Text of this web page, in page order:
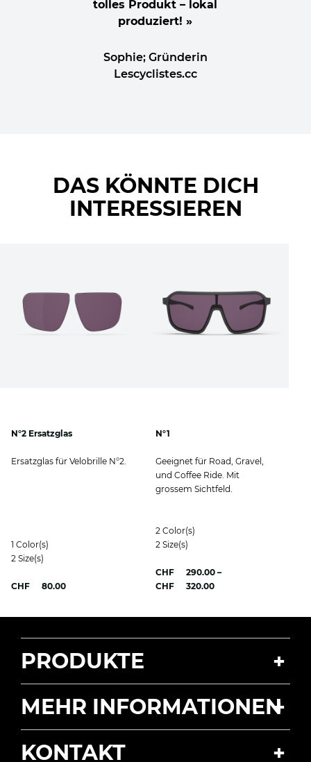
tolles Produkt – lokal
produziert! »
Sophie; Gründerin
Lescyclistes.cc
DAS KÖNNTE DICH
INTERESSIEREN
N°2 Ersatzglas
Ersatzglas für Velobrille N°2.
1 Color(s)
2 Size(s)
CHF 80.00
N°1
Geeignet für Road, Gravel,
und Coffee Ride. Mit
grossem Sichtfeld.
2 Color(s)
2 Size(s)
CHF 290.00 –
CHF
320.00Preisspanne:
PRODUKTE
MEHR INFORMATIONEN
KONTAKT